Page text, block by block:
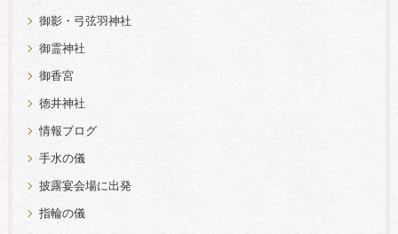
御影・弓弦羽神社
御霊神社
御香宮
徳井神社
情報ブログ
手水の儀
披露宴会場に出発
指輪の儀